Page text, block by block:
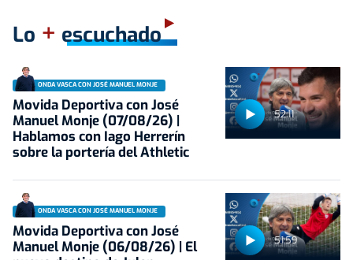
Lo + escuchado
52:11
ONDA VASCA CON JOSÉ MANUEL MONJE
Movida Deportiva con José
Manuel Monje (07/08/26) |
Hablamos con Iago Herrerín
sobre la portería del Athletic
51:59
ONDA VASCA CON JOSÉ MANUEL MONJE
Movida Deportiva con José
Manuel Monje (06/08/26) | El